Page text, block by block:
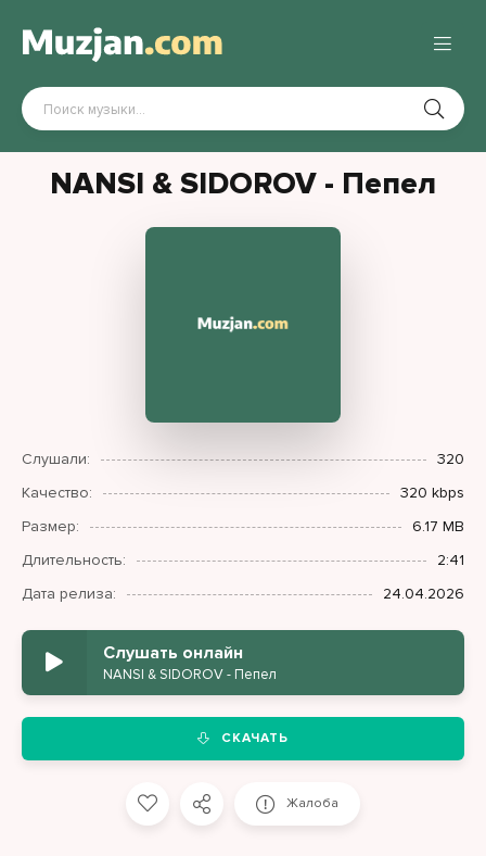
NANSI & SIDOROV - Пепел
Слушали:
320
Качество:
320 kbps
Размер:
6.17 MB
Длительность:
2:41
Дата релиза:
24.04.2026
Слушать онлайн
NANSI & SIDOROV - Пепел
СКАЧАТЬ
Жалоба